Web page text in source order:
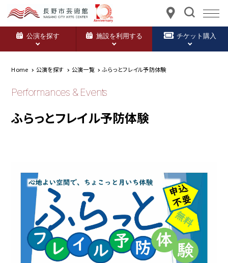
公演を探す 施設を利用する チケット購入
Home 公演を探す 公演一覧 ふらっとフレイル予防体験
Performances & Events
ふらっとフレイル予防体験